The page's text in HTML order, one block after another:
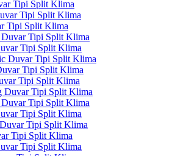
Tipi Split Klima
Tipi Split Klima
Tipi Split Klima
Tipi Split Klima
Tipi Split Klima
Duvar Tipi Split Klima
Tipi Split Klima
Tipi Split Klima
Duvar Tipi Split Klima
Duvar Tipi Split Klima
Tipi Split Klima
Tipi Split Klima
Tipi Split Klima
Tipi Split Klima